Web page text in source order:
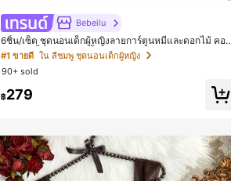
Bebeilu
6ชิ้น/เซ็ต ชุดนอนเด็กผู้หญิงลายการ์ตูนหมีและดอกไม้ คอก
ลม แขนสั้น กางเกงขาสั้น ขอบระบาย สวมใส่สบาย
#1 ขายดี ใน สีชมพู ชุดนอนเด็กผู้หญิง
90+ sold
฿279